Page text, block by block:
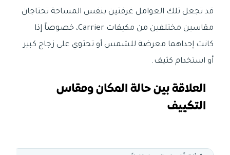
قد تجعل تلك العوامل غرفتين بنفس المساحة تحتاجان
مقاسين مختلفين من مكيفات Carrier، خصوصاً إذا
كانت إحداهما معرضة للشمس أو تحتوي على زجاج كبير
أو استخدام كثيف.
العلاقة بين حالة المكان ومقاس
التكييف